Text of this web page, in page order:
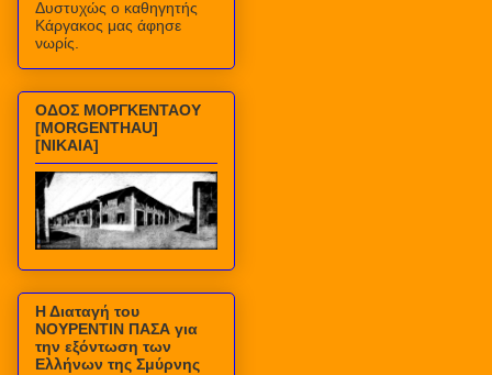
Δυστυχώς ο καθηγητής
Κάργακος μας άφησε
νωρίς.
ΟΔΟΣ ΜΟΡΓΚΕΝΤΑΟΥ
[MORGENTHAU]
[ΝΙΚΑΙΑ]
Η Διαταγή του
ΝΟΥΡΕΝΤΙΝ ΠΑΣΑ για
την εξόντωση των
Ελλήνων της Σμύρνης